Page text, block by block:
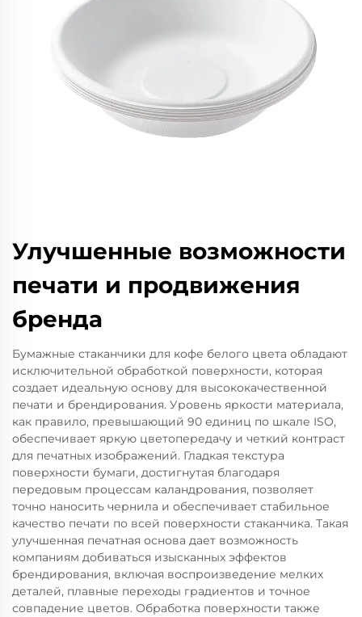
Улучшенные возможности
печати и продвижения
бренда
Бумажные стаканчики для кофе белого цвета обладают
исключительной обработкой поверхности, которая
создает идеальную основу для высококачественной
печати и брендирования. Уровень яркости материала,
как правило, превышающий 90 единиц по шкале ISO,
обеспечивает яркую цветопередачу и четкий контраст
для печатных изображений. Гладкая текстура
поверхности бумаги, достигнутая благодаря
передовым процессам каландрования, позволяет
точно наносить чернила и обеспечивает стабильное
качество печати по всей поверхности стаканчика. Такая
улучшенная печатная основа дает возможность
компаниям добиваться изысканных эффектов
брендирования, включая воспроизведение мелких
деталей, плавные переходы градиентов и точное
совпадение цветов. Обработка поверхности также